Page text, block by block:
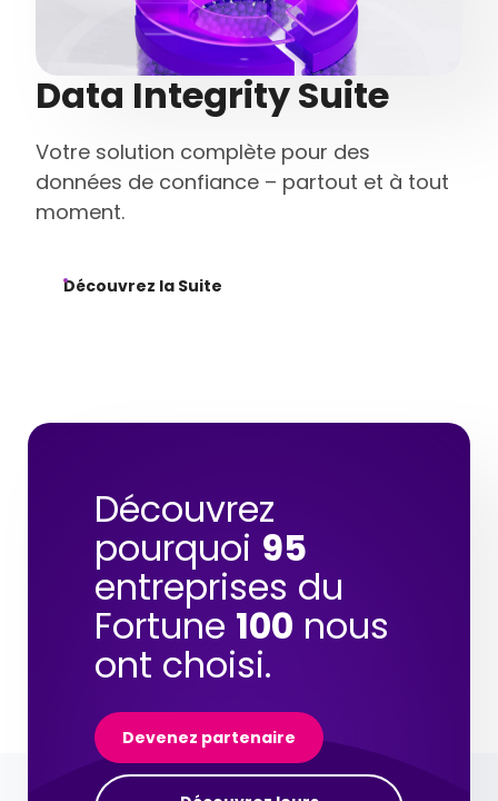
Data Integrity Suite
Votre solution complète pour des
données de confiance – partout et à tout
moment.
Découvrez la Suite
Découvrez
pourquoi 95
entreprises du
Fortune 100 nous
ont choisi.
Devenez partenaire